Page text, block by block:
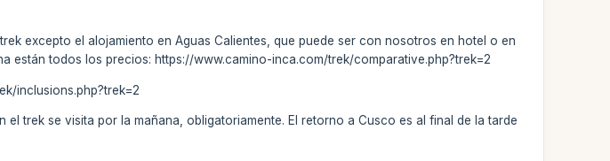
excepto el alojamiento en Aguas Calientes, que puede ser con nosotros en hotel o en
están todos los precios: https://www.camino-inca.com/trek/comparative.php?trek=2
inclusions.php?trek=2
trek se visita por la mañana, obligatoriamente. El retorno a Cusco es al final de la tarde